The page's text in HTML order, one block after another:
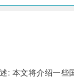
文将介绍一些